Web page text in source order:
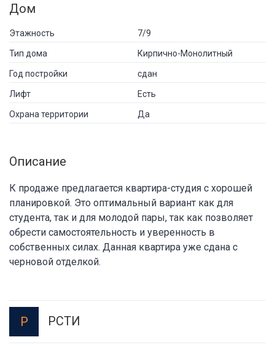
Дом
Этажность 7/9
Тип дома Кирпично-Монолитный
Год постройки сдан
Лифт Есть
Охрана территории Да
Описание
К продаже предлагается квартира-студия с хорошей
планировкой. Это оптимальный вариант как для
студента, так и для молодой пары, так как позволяет
обрести самостоятельность и уверенность в
собственных силах. Данная квартира уже сдана с
черновой отделкой.
Р РСТИ